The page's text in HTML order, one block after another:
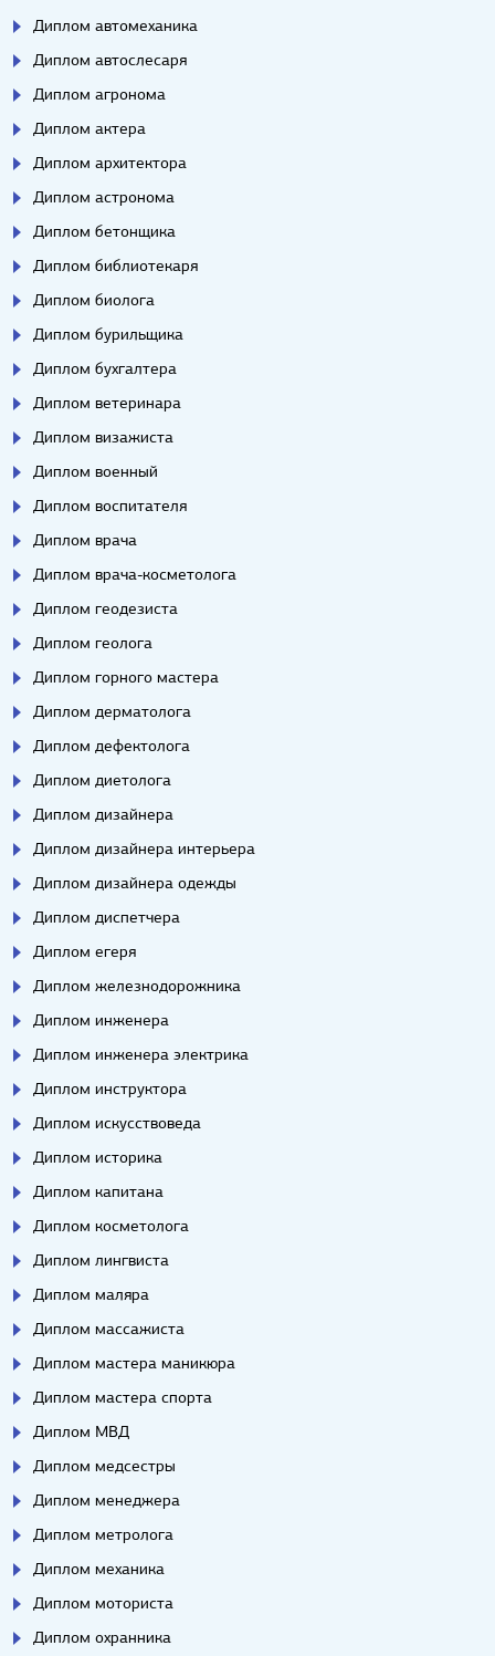
Диплом автомеханика
Диплом автослесаря
Диплом агронома
Диплом актера
Диплом архитектора
Диплом астронома
Диплом бетонщика
Диплом библиотекаря
Диплом биолога
Диплом бурильщика
Диплом бухгалтера
Диплом ветеринара
Диплом визажиста
Диплом военный
Диплом воспитателя
Диплом врача
Диплом врача-косметолога
Диплом геодезиста
Диплом геолога
Диплом горного мастера
Диплом дерматолога
Диплом дефектолога
Диплом диетолога
Диплом дизайнера
Диплом дизайнера интерьера
Диплом дизайнера одежды
Диплом диспетчера
Диплом егеря
Диплом железнодорожника
Диплом инженера
Диплом инженера электрика
Диплом инструктора
Диплом искусствоведа
Диплом историка
Диплом капитана
Диплом косметолога
Диплом лингвиста
Диплом маляра
Диплом массажиста
Диплом мастера маникюра
Диплом мастера спорта
Диплом МВД
Диплом медсестры
Диплом менеджера
Диплом метролога
Диплом механика
Диплом моториста
Диплом охранника